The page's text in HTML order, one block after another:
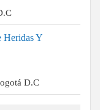
Heridas Y
D.C